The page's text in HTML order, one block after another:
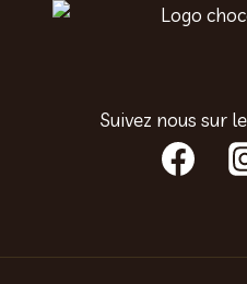
Suivez nous sur